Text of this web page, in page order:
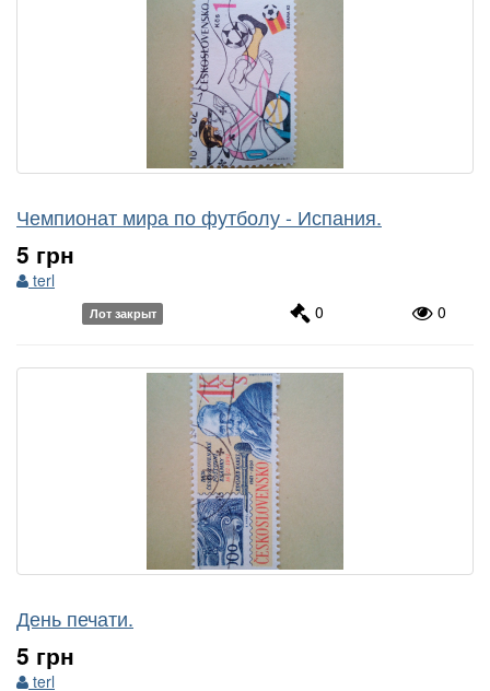
Чемпионат мира по футболу - Испания.
5 грн
terl
Лот закрыт 0 0
День печати.
5 грн
terl